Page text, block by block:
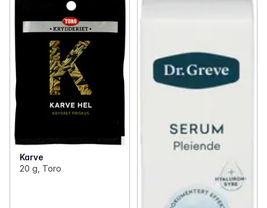
ytterdelen i tekstil, strekk ut innlegget og fest
borrelåsen på innsiden av ytterdelen i tekstil. Enkel å
bruke.
materialer.
tilpasser seg hver eneste lille bevegelse.
Allergy Nordic, de er lotionfrie og dermatologisk
testet. De er også Svanemerket og FSC-sertifisert.
Karve
20 g, Toro